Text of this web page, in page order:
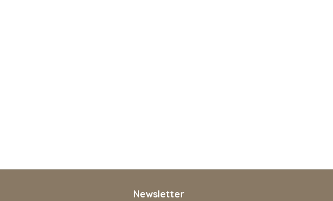
Newsletter